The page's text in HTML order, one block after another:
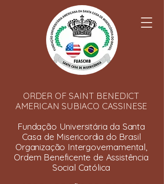
ORDER OF SAINT BENEDICT
AMERICAN SUBIACO CASSINESE
Fundação Universitária da Santa
Casa de Misericordia do Brasil
Organização Intergovernamental,
Ordem Beneficente de Assistência
Social Católica